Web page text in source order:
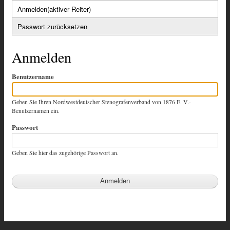
Anmelden(aktiver Reiter)
Passwort zurücksetzen
Anmelden
Benutzername
Geben Sie Ihren Nordwestdeutscher Stenografenverband von 1876 E. V.-
Benutzernamen ein.
Passwort
Geben Sie hier das zugehörige Passwort an.